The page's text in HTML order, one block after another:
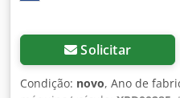
Solicitar
Condição: novo, Ano de